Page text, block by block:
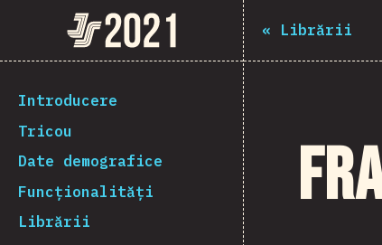
The State of JS 2021
[ro-RO] general.back_to_intro
Introducere
Tricou
Date demografice
Funcționalități
Librării
« Librării
Navigated to The State of JS 2021